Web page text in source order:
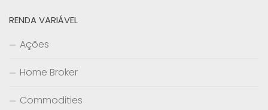
RENDA VARIÁVEL
Ações
Home Broker
Commodities